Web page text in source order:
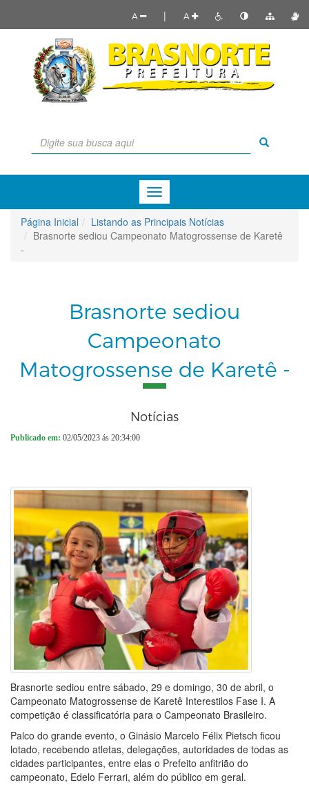
A | A
Menu
de
Navegação
Página Inicial
Listando as Principais Notícias
Brasnorte sediou Campeonato Matogrossense de Karetê
-
Brasnorte sediou
Campeonato
Matogrossense de Karetê -
Notícias
Publicado em: 02/05/2023 ás 20:34:00
Brasnorte sediou entre sábado, 29 e domingo, 30 de abril, o
Campeonato Matogrossense de Karetê Interestilos Fase I. A
competição é classificatória para o Campeonato Brasileiro.
Palco do grande evento, o Ginásio Marcelo Félix Pietsch ficou
lotado, recebendo atletas, delegações, autoridades de todas as
cidades participantes, entre elas o Prefeito anfitrião do
campeonato, Edelo Ferrari, além do público em geral.